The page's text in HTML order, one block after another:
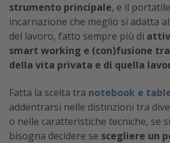
strumento principale, e il
incarnazione che meglio si adatta
del lavoro, fatto sempre più di
smart working e (con)fusione
della vita privata e di quella
Fatta la scelta tra notebook e
addentrarsi nelle distinzioni tra
o nelle caratteristiche tecniche, se
bisogna decidere se scegliere un